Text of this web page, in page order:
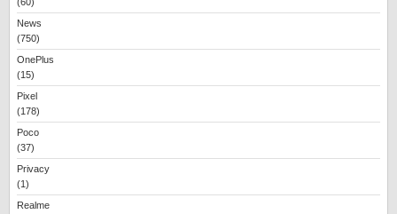
News
(750)
OnePlus
(15)
Pixel
(178)
Poco
(37)
Privacy
(1)
Realme